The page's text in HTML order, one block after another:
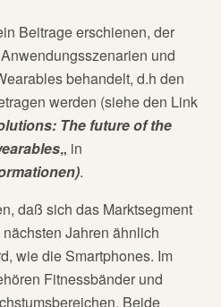
Beitrage erschienen, der
und
behandelt, d.h den
werden (siehe den Link
The future of the
„ in
.
daß sich das Marktsegment
nächsten Jahren ähnlich
wie die Smartphones. Im
Fitnessbänder und
Beide